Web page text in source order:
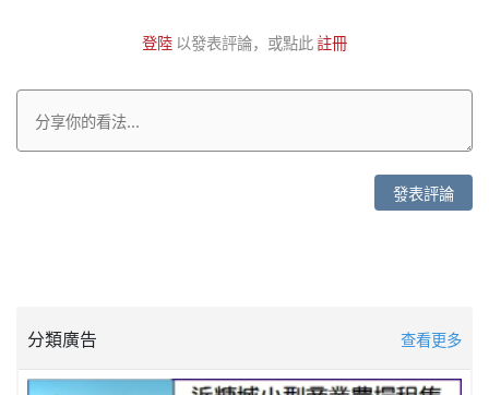
登陸以發表評論，或點此註冊
發表評論
分類廣告 查看更多